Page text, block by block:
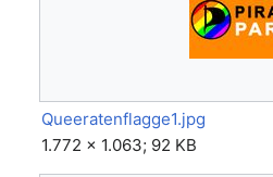
Queeratenflagge1.jpg
1.772 × 1.063; 92 KB